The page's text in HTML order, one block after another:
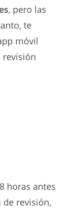
, pero las
te
móvil
revisión
horas antes
de revisión,